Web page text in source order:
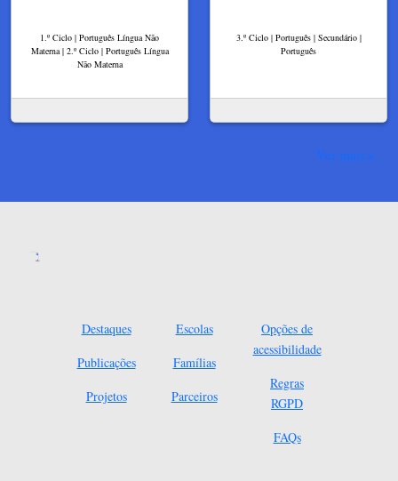
1.º Ciclo | Português Língua Não
Materna | 2.º Ciclo | Português Língua
Não Materna
3.º Ciclo | Português | Secundário |
Português
Ver mais
Destaques
Publicações
Projetos
Escolas
Famílias
Parceiros
Opções de
acessibilidade
Regras
RGPD
FAQs